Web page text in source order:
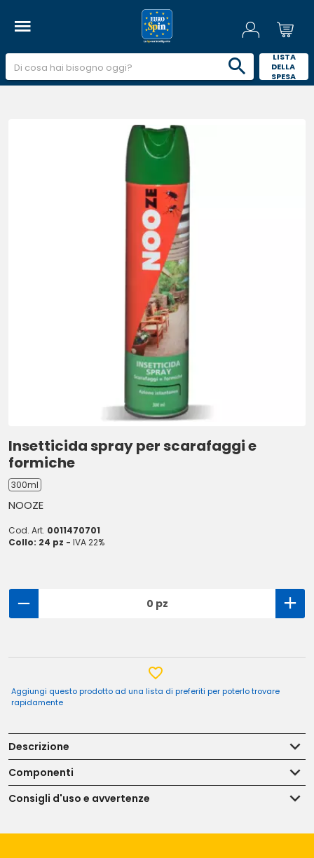
LISTA
DELLA
SPESA
Insetticida spray per scarafaggi e
formiche
300ml
NOOZE
Cod. Art. 0011470701
Collo: 24 pz - IVA 22%
0 pz
Aggiungi questo prodotto ad una lista di preferiti per poterlo trovare
rapidamente
Descrizione
Componenti
Consigli d'uso e avvertenze